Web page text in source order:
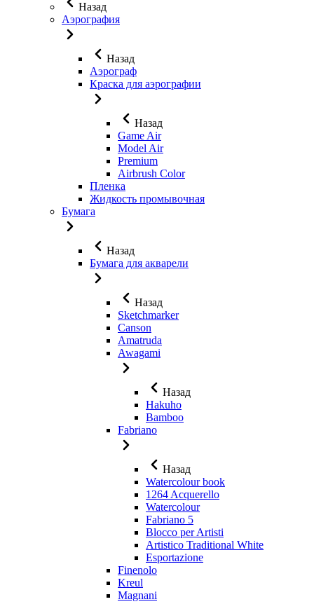
Назад
Аэрография
Назад
Аэрограф
Краска для аэрографии
Назад
Game Air
Model Air
Premium
Airbrush Color
Пленка
Жидкость промывочная
Бумага
Назад
Бумага для акварели
Назад
Sketchmarker
Canson
Amatruda
Awagami
Назад
Hakuho
Bamboo
Fabriano
Назад
Watercolour book
1264 Acquerello
Watercolour
Fabriano 5
Blocco per Artisti
Artistico Traditional White
Esportazione
Finenolo
Kreul
Magnani